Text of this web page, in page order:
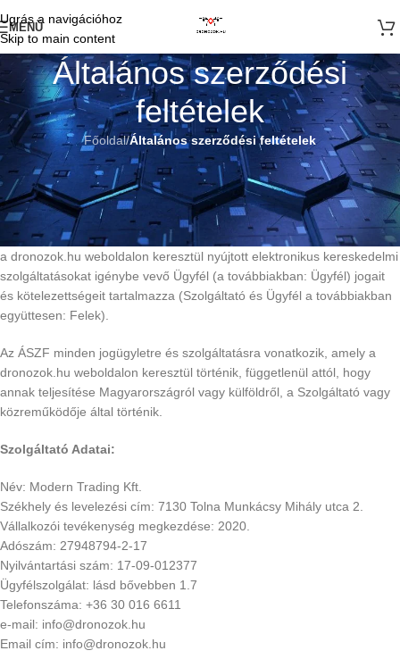
Ugrás a navigációhoz
Skip to main content
MENÜ
Általános szerződési
feltételek
Főoldal/Általános szerződési feltételek
Általános szerződési feltételek
HATÁLYOS: 2026. 07. 14.
A jelen Általános Szerződési Feltételek (a továbbiakban: ÁSZF)
Modern Trading Kft. (továbbiakban: Szolgáltató), és a Szolgáltató által
a dronozok.hu weboldalon keresztül nyújtott elektronikus kereskedelmi
szolgáltatásokat igénybe vevő Ügyfél (a továbbiakban: Ügyfél) jogait
és kötelezettségeit tartalmazza (Szolgáltató és Ügyfél a továbbiakban
együttesen: Felek).
Az ÁSZF minden jogügyletre és szolgáltatásra vonatkozik, amely a
dronozok.hu weboldalon keresztül történik, függetlenül attól, hogy
annak teljesítése Magyarországról vagy külföldről, a Szolgáltató vagy
közreműködője által történik.
Szolgáltató Adatai:
Név: Modern Trading Kft.
Székhely és levelezési cím: 7130 Tolna Munkácsy Mihály utca 2.
Vállalkozói tevékenység megkezdése: 2020.
Adószám: 27948794-2-17
Nyilvántartási szám: 17-09-012377
Ügyfélszolgálat: lásd bővebben 1.7
Telefonszáma: +36 30 016 6611
e-mail: info@dronozok.hu
Email cím: info@dronozok.hu